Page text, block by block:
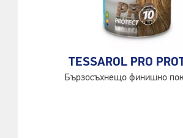
TESSAROL PRO
Бързосъхнещо финишно